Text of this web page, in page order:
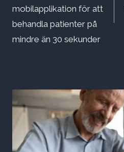
mobilapplikation för att
behandla patienter på
mindre än 30 sekunder